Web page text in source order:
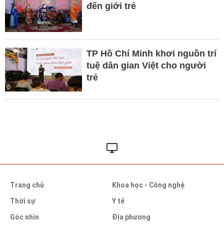
đến giới trẻ
TP Hồ Chí Minh khơi nguồn trí
tuệ dân gian Việt cho người
trẻ
Trang chủ
Thời sự
Góc nhìn
Khoa học - Công nghệ
Y tế
Địa phương